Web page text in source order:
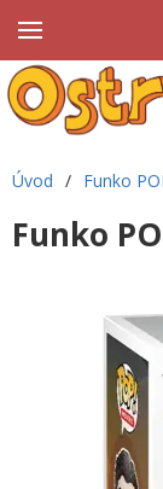
Úvod / Funko
Funko